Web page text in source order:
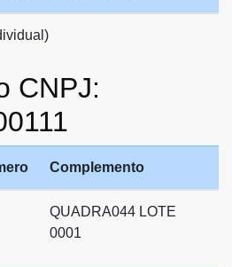
CNPJ:
Complemento
QUADRA044 LOTE
0001